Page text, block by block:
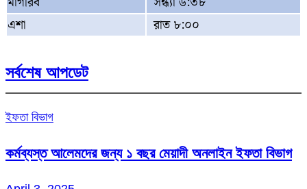
এশা
রাত ৮:০০
সর্বশেষ আপডেট
ইফতা বিভাগ
কর্মব্যস্ত আলেমদের জন্য ১ বছর মেয়াদী অনলাইন ইফতা বিভাগ